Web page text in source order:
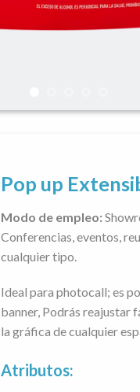
Pop up
Modo de empleo:
Conferencias, eventos,
cualquier tipo.
Ideal para photocall; es
banner, Podrás reajustar
la gráfica de cualquier
Atributos: